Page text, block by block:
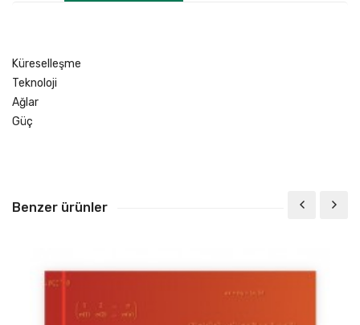
Küreselleşme
Teknoloji
Ağlar
Güç
Benzer ürünler